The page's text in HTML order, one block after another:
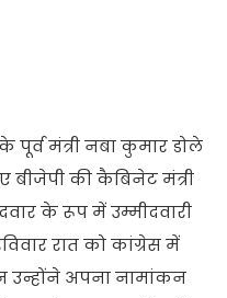
मंत्री नबा कुमार डोले
की कैबिनेट मंत्री
के रूप में उम्मीदवारी
रात को कांग्रेस में
उन्होंने अपना नामांकन